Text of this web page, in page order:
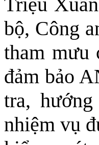
bộ, Công
tham mưu
đảm bảo
tra,
nhiệm vụ